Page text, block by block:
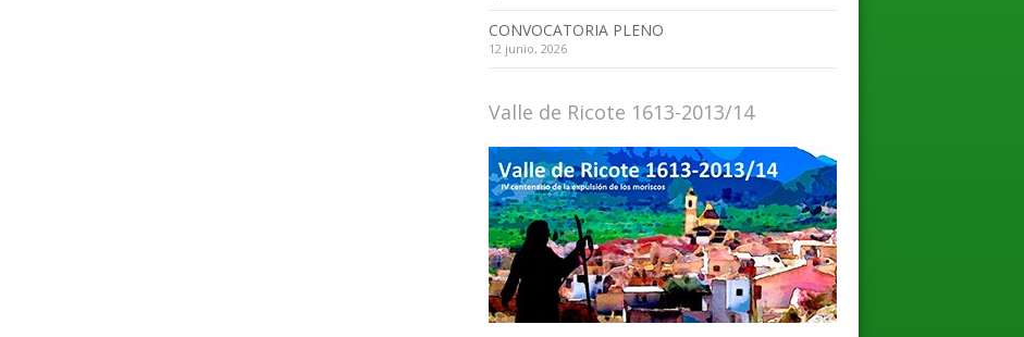
CONVOCATORIA PLENO
12 junio, 2026
Valle de Ricote 1613-2013/14